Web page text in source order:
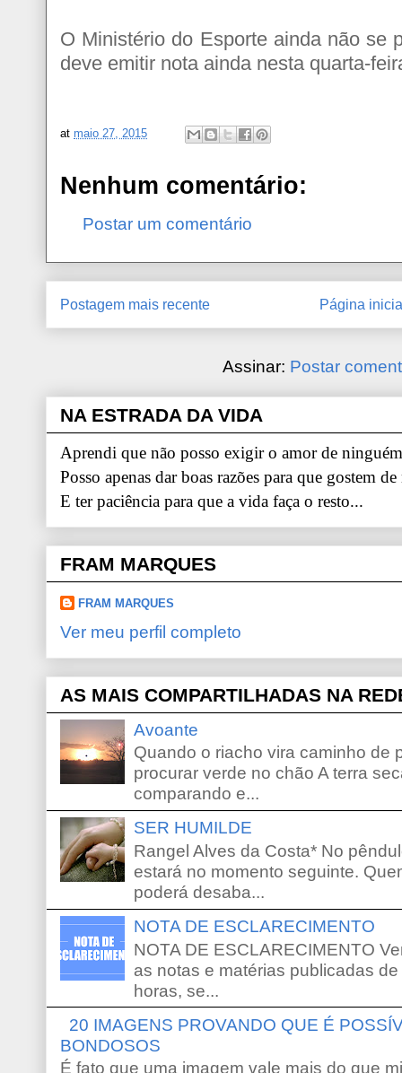
O Ministério do Esporte ainda não se
deve emitir nota ainda nesta quarta-
at maio 27, 2015
Nenhum comentário:
Postar um comentário
Postagem mais recente Página
Assinar: Postar
NA ESTRADA DA VIDA
Aprendi que não posso exigir o amor de
Posso apenas dar boas razões para que gostem
E ter paciência para que a vida faça o resto...
FRAM MARQUES
FRAM MARQUES
Ver meu perfil completo
AS MAIS COMPARTILHADAS NA
Avoante
Quando o riacho vira caminho de
procurar verde no chão A terra
comparando e...
SER HUMILDE
Rangel Alves da Costa* No
estará no momento seguinte.
poderá desaba...
NOTA DE ESCLARECIMENTO
NOTA DE ESCLARECIMENTO
as notas e matérias publicadas
horas, se...
20 IMAGENS PROVANDO QUE É
BONDOSOS
É fato que uma imagem vale mais do que